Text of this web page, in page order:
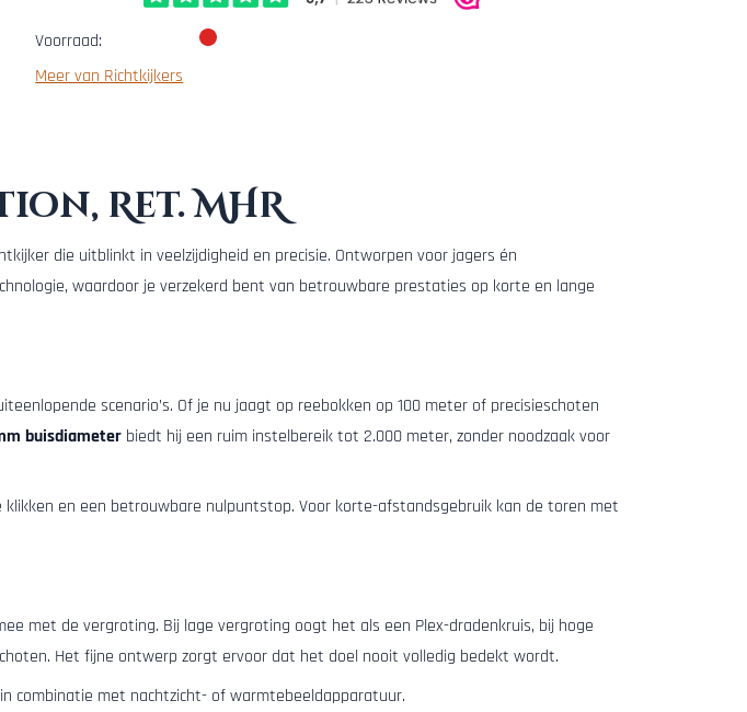
Voorraad:
Meer van Richtkijkers
Ret. MHR
die uitblinkt in veelzijdigheid en precisie. Ontworpen voor jagers én
waardoor je verzekerd bent van betrouwbare prestaties op korte en lange
scenario’s. Of je nu jaagt op reebokken op 100 meter of precisieschoten
buisdiameterbiedt hij een ruim instelbereik tot 2.000 meter, zonder noodzaak voor
en een betrouwbare nulpuntstop. Voor korte-afstandsgebruik kan de toren met
met de vergroting. Bij lage vergroting oogt het als een Plex-dradenkruis, bij hoge
Het fijne ontwerp zorgt ervoor dat het doel nooit volledig bedekt wordt.
combinatie met nachtzicht- of warmtebeeldapparatuur.